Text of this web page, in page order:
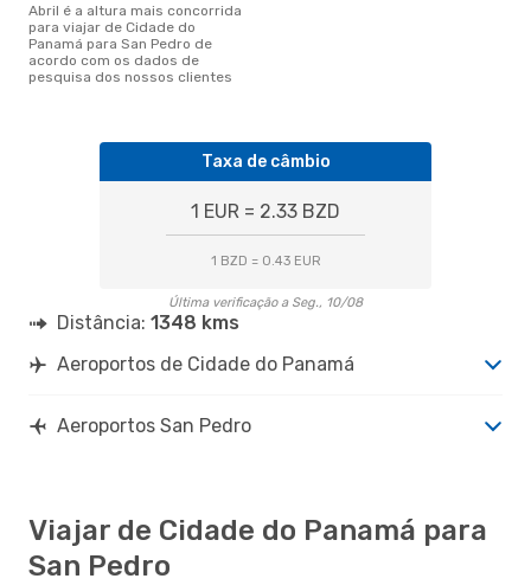
abril é a altura mais concorrida
para viajar de Cidade do
Panamá para San Pedro de
acordo com os dados de
pesquisa dos nossos clientes
Taxa de câmbio
1 EUR = 2.33 BZD
1 BZD = 0.43 EUR
Última verificação a Seg., 10/08
Distância: 1348 kms
Aeroportos de Cidade do Panamá
Aeroportos San Pedro
Viajar de Cidade do Panamá para
San Pedro